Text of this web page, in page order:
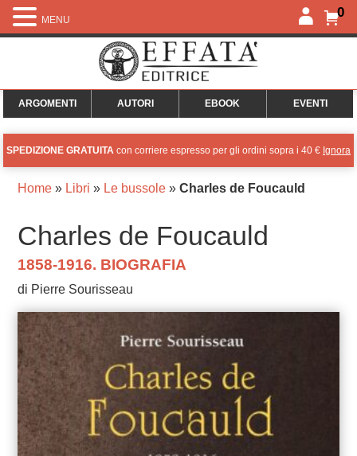
0
ARGOMENTI AUTORI EBOOK EVENTI
SPEDIZIONE GRATUITA con corriere espresso per gli ordini sopra i 40 € Ignora
Home» Libri » Le bussole» Charles de Foucauld
Charles de Foucauld
1858-1916. BIOGRAFIA
di Pierre Sourisseau
MENU